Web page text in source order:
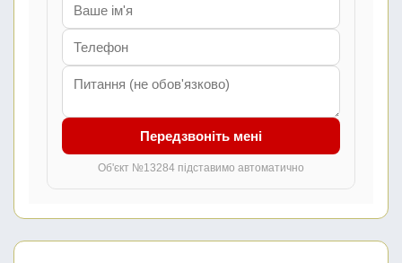
Передзвоніть мені
Об'єкт №13284 підставимо автоматично